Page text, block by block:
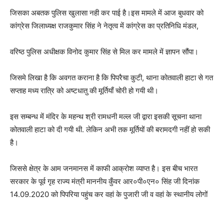
जिसका अबतक पुलिस खुलासा नही कर पाई है।इस मामले में आज बुधवार को
कांग्रेस जिलाध्यक्ष राजकुमार सिंह ने नेतृत्व में कांग्रेस का प्रतिनिधि मंडल,
वरिष्ठ पुलिस अधीक्षक विनोद कुमार सिंह से मिल कर मामले में ज्ञापन सौंपा।
जिसमे लिखा है कि अवगत कराना है कि पिपरैचा कुटी, थाना कोतवाली हाटा से गत
सप्ताह मध्य रात्रि को अष्टधातु की मूर्तियाँ चोरी हो गयी थी।
इस सम्बन्ध में मंदिर के महन्थ श्री रामधनी मल्ल जी द्वारा इसकी सूचना थाना
कोतवाली हाटा को दी गयी थी. लेकिन अभी तक मूर्तियों की बरामदगी नहीं हो सकी
है।
जिससे क्षेत्र के आम जनमानस में काफी आक्रोश व्याप्त है। इस बीच भारत
सरकार के पूर्व गृह राज्य मंत्री माननीय कुँवर आर०पी०एन० सिंह जी दिनांक
14.09.2020 को पिपरिया पहुंच कर वहां के पुजारी जी व वहां के स्थानीय लोगों